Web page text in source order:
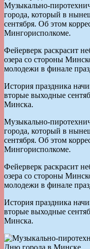
Музыкально-
города, который в
сентября. Об этом
Мингорисполкоме.
Фейерверк раскрасит
озера со стороны
молодежи в финале
История праздника
вторые выходные
Минска.
Музыкально-
города, который в
сентября. Об этом
Мингорисполкоме.
Фейерверк раскрасит
озера со стороны
молодежи в финале
История праздника
вторые выходные
Минска.